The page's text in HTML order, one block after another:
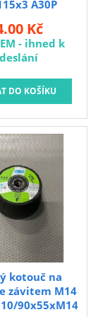
A30P
Kč
- ihned k
90x55xM14
kotouč na
závitem M14